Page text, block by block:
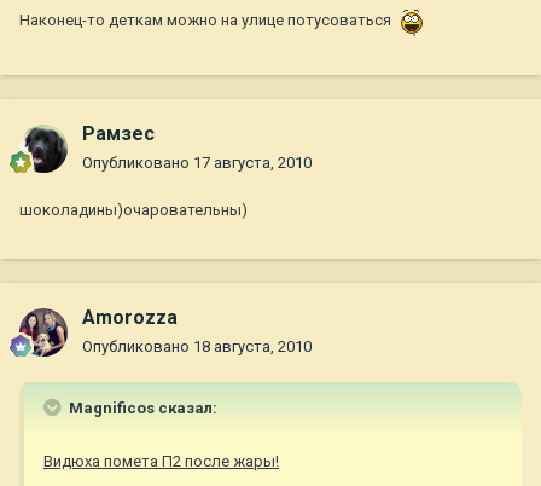
Наконец-то деткам можно на улице потусоваться
Рамзес
Опубликовано 17 августа, 2010
шоколадины)очаровательны)
Amorozza
Опубликовано 18 августа, 2010
Magnificos сказал:
Видюха помета П2 после жары!